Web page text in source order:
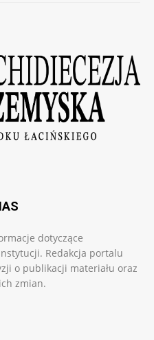
dotyczące
Redakcja portalu
o publikacji materiału oraz
zmian.